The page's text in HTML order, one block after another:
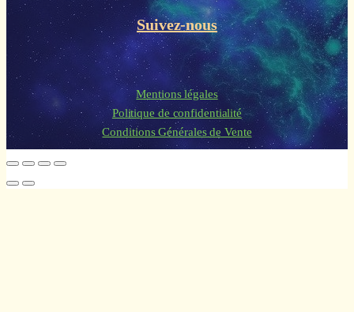
Suivez-nous
Mentions légales
Politique de confidentialité
Conditions Générales de Vente